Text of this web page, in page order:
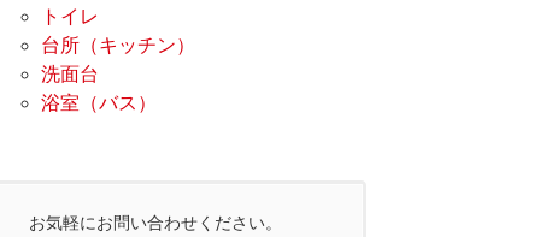
トイレ
台所（キッチン）
洗面台
浴室（バス）
お気軽にお問い合わせください。